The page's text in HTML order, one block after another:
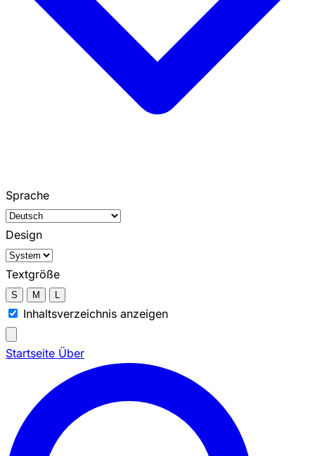
Sprache
Design
Textgröße
S M L
Inhaltsverzeichnis anzeigen
Startseite Über